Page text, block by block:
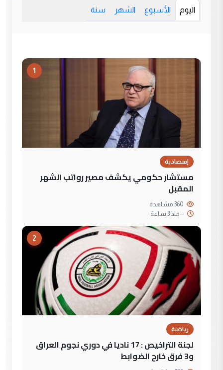
اليوم الأسبوع الشهر سنة
1
إقتصادية
مستشار حكومي يكشف مصير رواتب الشهر
المقبل
--منذ 3 ساعة
2
رياضية
لجنة التراخيص : 17 ناديا في دوري نجوم العراق
و3 فرق خارج الضوابط